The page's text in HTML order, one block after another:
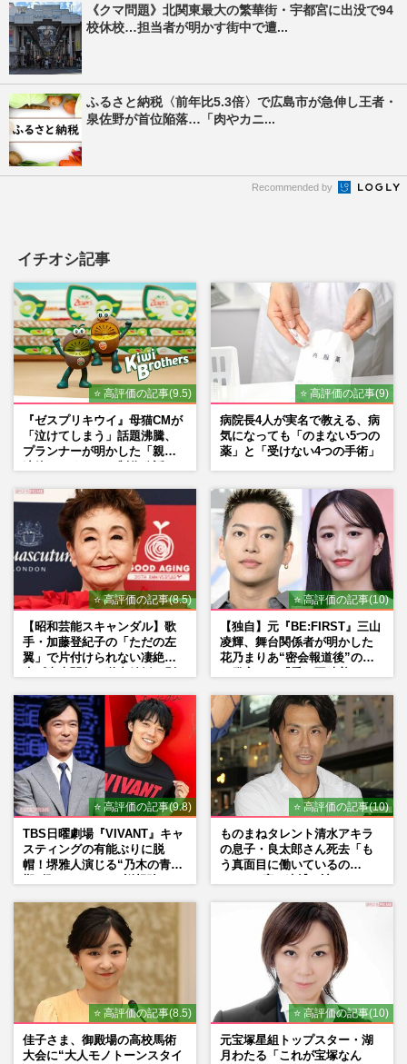
《クマ問題》北関東最大の繁華街・宇都宮に出没で94
校休校…担当者が明かす街中で遭...
ふるさと納税〈前年比5.3倍〉で広島市が急伸し王者・
泉佐野が首位陥落…「肉やカニ...
Recommended by
イチオシ記事
⭐ 高評価の記事(9.5)
『ゼスプリキウイ』母猫CMが
「泣けてしまう」話題沸騰、
プランナーが明かした「親に
⭐ 高評価の記事(9)
病院長4人が実名で教える、病
気になっても「のまない5つの
薬」と「受けない4つの手術」
⭐ 高評価の記事(8.5)
【昭和芸能スキャンダル】歌
手・加藤登紀子の「ただの左
翼」で片付けられない凄絶半
⭐ 高評価の記事(10)
【独自】元『BE:FIRST』三山
凌輝、舞台関係者が明かした
花乃まりあ“密会報道後”の呆
⭐ 高評価の記事(9.8)
TBS日曜劇場『VIVANT』キャ
スティングの有能ぶりに脱
帽！堺雅人演じる“乃木の青年
マン長男・櫻井海音だった
⭐ 高評価の記事(10)
ものまねタレント清水アキラ
の息子・良太郎さん死去「も
う真面目に働いているの
⭐ 高評価の記事(8.5)
佳子さま、御殿場の高校馬術
大会に“大人モノトーンスタイ
⭐ 高評価の記事(10)
元宝塚星組トップスター・湖
月わたる「これが宝塚なん